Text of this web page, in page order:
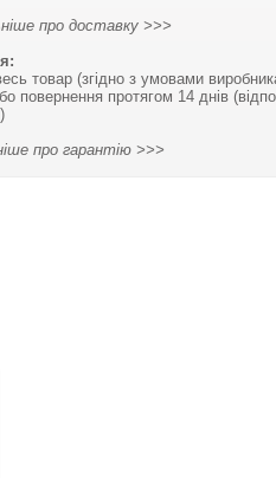
про доставку >>>
товар (згідно з умовами
повернення протягом 14 днів
про гарантію >>>